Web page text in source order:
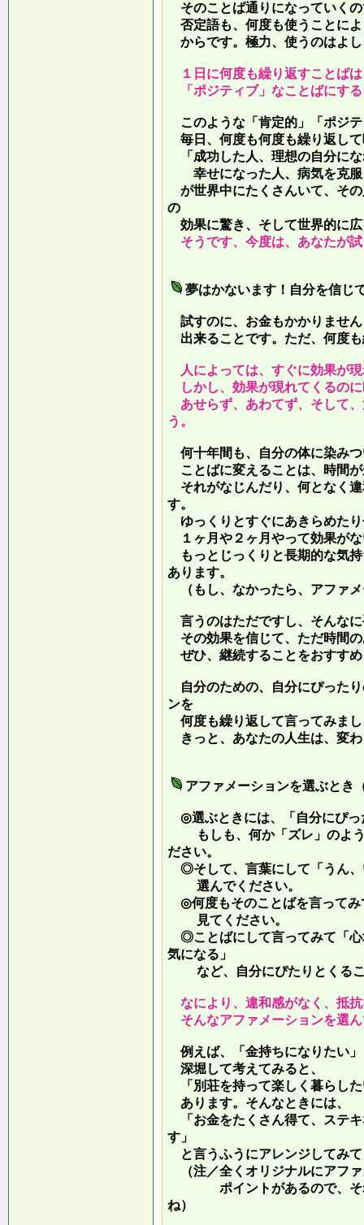
そのことば通りになっていく
否定語も、何度も使うことに
からです。極力、使うのはよ
１日に何度も繰り返すことば
「ポジティブ」なことばにす
このような「肯定的」「ポジ
毎日、何度も何度も繰り返し
「成功した人、理想の自分に
幸せになった人、病気を克服
が世界中にたくさんいて、そ
の
効果に驚き、そして世界的に
そうです、今度は、あなたが
夢はかないます！自分を信じ
試すのに、お金もかかりませ
出来ることです。ただ、何度
人によっては、すぐに効果が
しかし、効果が現れてくるの
あせらず、あわてず、そして
う。
何十年間も、自分の体に染み
ことばに変えることは、時間
それがなじんだり、何となく
す。
ゆっくりとすぐにあきらめた
１ヶ月や２ヶ月やって効果が
もっとじっくりと長期的な気
あります。
（もし、なかったら、アファ
言うのはただですし、そんな
その効果を信じて、ただ時間
ぜひ、継続することをおすす
自分のための、自分にぴった
ンを
何度も繰り返して言ってみま
きっと、あなたの人生は、変
アファメーションを選ぶとき
◎選ぶときには、「自分にぴっ
もしも、何か「ズレ」のよう
ださい。
◎そして、言葉にして「うん、
選んでください。
◎何度もそのことばを言ってみ
見てください。
◎ことばにして言ってみて「心
気になる」
など、自分にぴたりとくるこ
なにより、違和感がなく、抵
そんなアファメーションを選
例えば、「金持ちになりたい
深堀して考えてみると、
「別荘を持って楽しく暮らし
あります。そんなときには、
「お金をたくさん得て、ステ
す」
と言うふうにアレンジしてみ
（注／全くオリジナルにアフ
ポイントがあるので、それ
ね）